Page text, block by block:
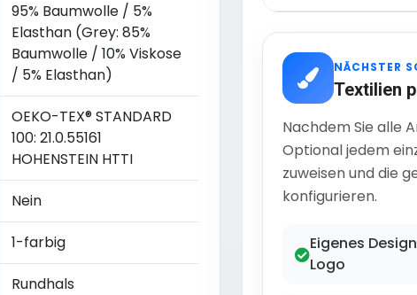
95% Baumwolle / 5%
Elasthan (Grey: 85%
Baumwolle / 10% Viskose
/ 5% Elasthan)
OEKO-TEX® STANDARD
100: 21.0.55161
HOHENSTEIN HTTI
Nein
1-farbig
Rundhals
NÄCHSTER
Textilien
Nachdem Sie alle
Optional jedem
zuweisen und die
konfigurieren.
Eigenes
Logo